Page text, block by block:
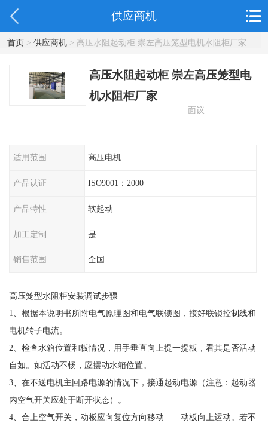
供应商机
首页> 供应商机> 高压水阻起动柜 崇左高压笼型电机水阻柜厂家
高压水阻起动柜 崇左高压笼型电
机水阻柜厂家
面议
适用范围 高压电机
产品认证 ISO9001：2000
产品特性 软起动
加工定制 是
销售范围 全国
高压笼型水阻柜安装调试步骤
1、根据本说明书所附电气原理图和电气联锁图，接好联锁控制线和
电机转子电流。
2、检查水箱位置和板情况，用手垂直向上提一提板，看其是否活动
自如。如活动不畅，应摆动水箱位置。
3、在不送电机主回路电源的情况下，接通起动电源（注意：起动器
内空气开关应处于断开状态）。
4、合上空气开关，动板应向复位方向移动——动板向上运动。若不